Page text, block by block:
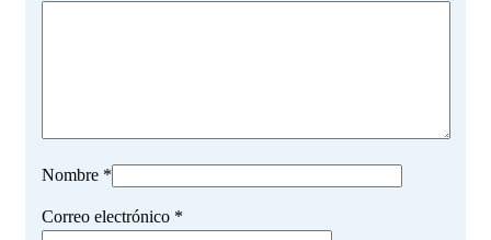
Nombre *
Correo electrónico *